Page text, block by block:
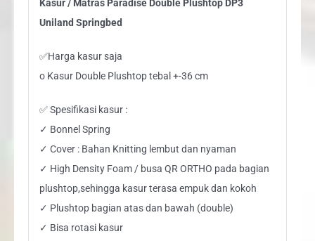
Kasur / Matras Paradise Double Plushtop DP3
Uniland Springbed
✅Harga kasur saja
o Kasur Double Plushtop tebal +-36 cm
✅ Spesifikasi kasur :
✓ Bonnel Spring
✓ Cover : Bahan Knitting lembut dan nyaman
✓ High Density Foam / busa QR ORTHO pada bagian
plushtop,sehingga kasur terasa empuk dan kokoh
✓ Plushtop bagian atas dan bawah (double)
✓ Bisa rotasi kasur